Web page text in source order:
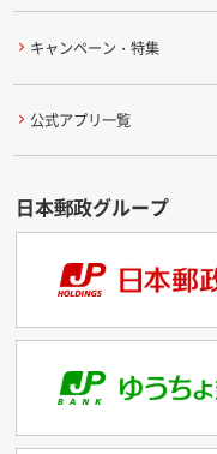
キャンペーン・特集
公式アプリ一覧